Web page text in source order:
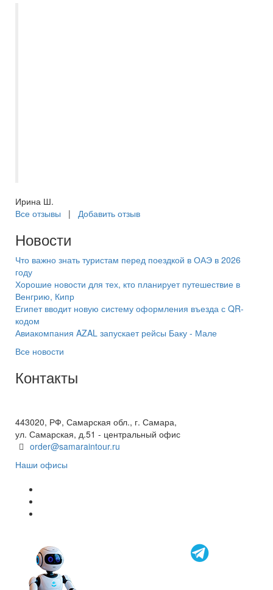
Ирина Ш.
Все отзывы | Добавить отзыв
Новости
Что важно знать туристам перед поездкой в ОАЭ в 2026
году
Хорошие новости для тех, кто планирует путешествие в
Венгрию, Кипр
Египет вводит новую систему оформления въезда с QR-
кодом
Авиакомпания AZAL запускает рейсы Баку - Мале
Все новости
Контакты
443020, РФ, Самарская обл., г. Самара,
ул. Самарская, д.51 - центральный офис
order@samaraintour.ru
Наши офисы